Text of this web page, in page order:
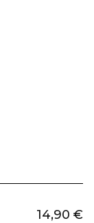
14,90 €